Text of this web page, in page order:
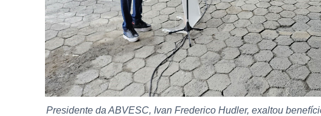
Presidente da ABVESC, Ivan Frederico Hudler, exaltou